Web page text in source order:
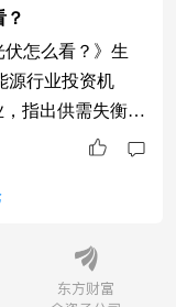
片行业的长期潜
资价值。最后建
线，并根据自
？
怎么看？》生
源行业投资机
指出供需失衡引
升。然后，嘉宾
资者关注光伏和
混合基金适合稳
过最困难时期，